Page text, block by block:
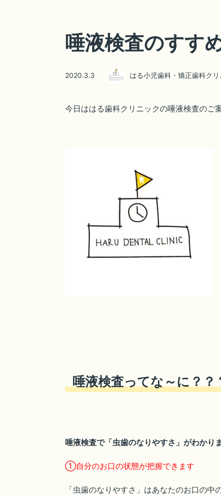
唾液検査のすす
2020.3.3 はる小児歯科・矯正歯科ク
今日ははる歯科クリニックの唾液検査のご
唾液検査ってな～に？？
唾液検査で「虫歯のなりやすさ」がわかり
①自分のお口の状態が把握できます
「虫歯のなりやすさ」はあなたのお口の